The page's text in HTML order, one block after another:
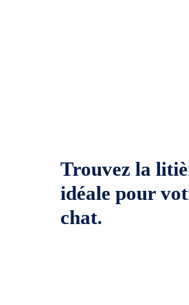
Trouvez la
idéale pour
chat.